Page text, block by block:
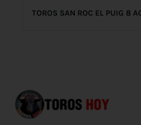
TOROS SAN ROC EL PUIG 8